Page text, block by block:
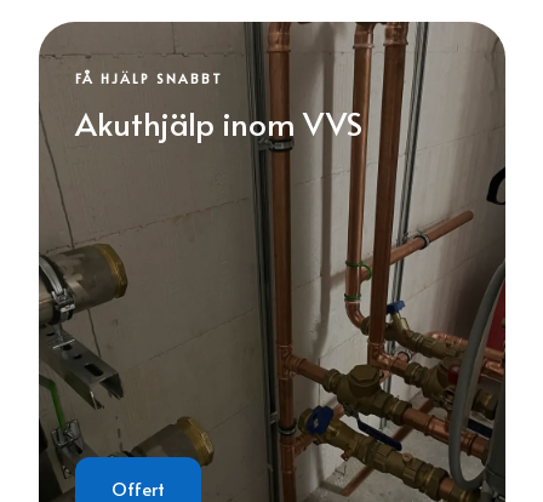
FÅ HJÄLP SNABBT
Akuthjälp inom VVS
Offert